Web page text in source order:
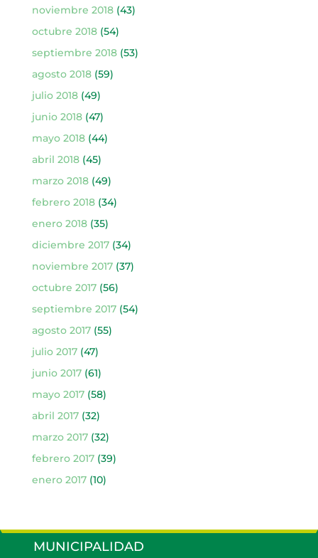
noviembre 2018(43)
octubre 2018(54)
septiembre 2018(53)
agosto 2018(59)
julio 2018(49)
junio 2018(47)
mayo 2018(44)
abril 2018(45)
marzo 2018(49)
febrero 2018(34)
enero 2018(35)
diciembre 2017(34)
noviembre 2017(37)
octubre 2017(56)
septiembre 2017(54)
agosto 2017(55)
julio 2017(47)
junio 2017(61)
mayo 2017(58)
abril 2017(32)
marzo 2017(32)
febrero 2017(39)
enero 2017(10)
MUNICIPALIDAD